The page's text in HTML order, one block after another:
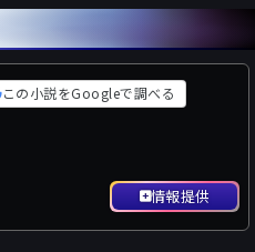
この小説をGoogleで調べる
情報提供